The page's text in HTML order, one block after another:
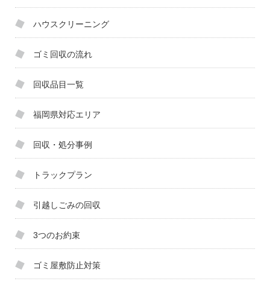
ハウスクリーニング
ゴミ回収の流れ
回収品目一覧
福岡県対応エリア
回収・処分事例
トラックプラン
引越しごみの回収
3つのお約束
ゴミ屋敷防止対策